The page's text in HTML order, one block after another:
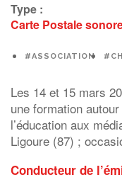
Type :
Carte Postale
#ASSOCIATION
Les 14 et 15 mars
une formation
l’éducation aux
Ligoure (87) ;
Conducteur de